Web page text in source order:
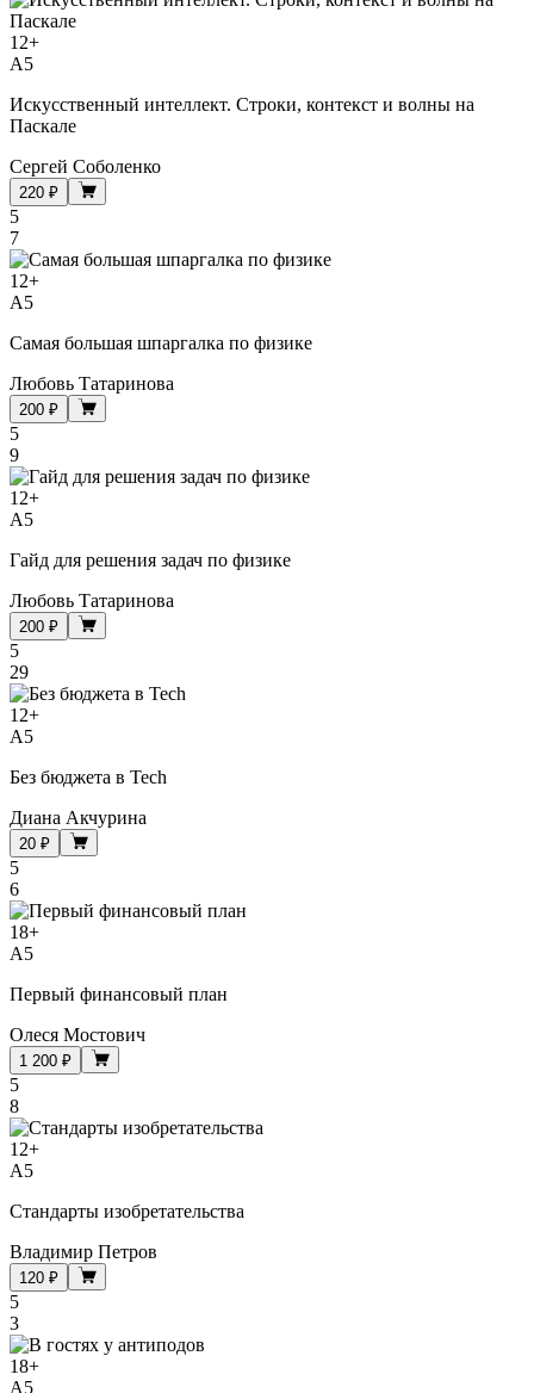
12+
A5
Искусственный интеллект. Строки, контекст и волны на
Паскале
Сергей Соболенко
220 ₽
5
7
12+
A5
Самая большая шпаргалка по физике
Любовь Татаринова
200 ₽
5
9
12+
A5
Гайд для решения задач по физике
Любовь Татаринова
200 ₽
5
29
12+
A5
Без бюджета в Tech
Диана Акчурина
20 ₽
5
6
18+
A5
Первый финансовый план
Олеся Мостович
1 200 ₽
5
8
12+
A5
Стандарты изобретательства
Владимир Петров
120 ₽
5
3
18+
A5